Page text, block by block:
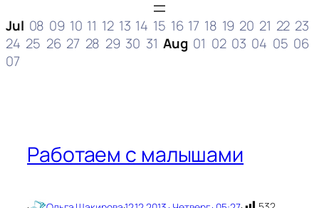
Jul 08 09 10 11 12 13 14 15 16 17 18 19 20 21 22 23
24 25 26 27 28 29 30 31 Aug 01 02 03 04 05 06
07
Работаем с малышами